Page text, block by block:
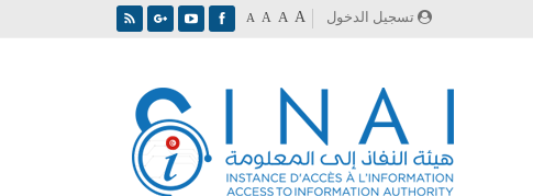
تسجيل الدخول A A A A